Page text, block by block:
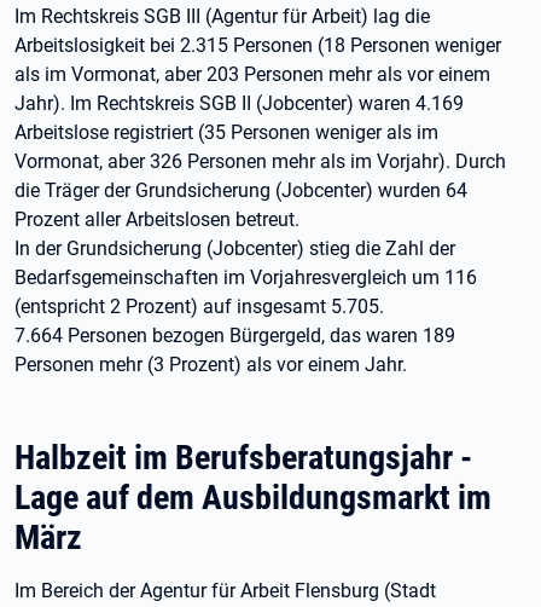
Im Rechtskreis SGB III (Agentur für Arbeit) lag die
Arbeitslosigkeit bei 2.315 Personen (18 Personen weniger
als im Vormonat, aber 203 Personen mehr als vor einem
Jahr). Im Rechtskreis SGB II (Jobcenter) waren 4.169
Arbeitslose registriert (35 Personen weniger als im
Vormonat, aber 326 Personen mehr als im Vorjahr). Durch
die Träger der Grundsicherung (Jobcenter) wurden 64
Prozent aller Arbeitslosen betreut.
In der Grundsicherung (Jobcenter) stieg die Zahl der
Bedarfsgemeinschaften im Vorjahresvergleich um 116
(entspricht 2 Prozent) auf insgesamt 5.705.
7.664 Personen bezogen Bürgergeld, das waren 189
Personen mehr (3 Prozent) als vor einem Jahr.
Halbzeit im Berufsberatungsjahr -
Lage auf dem Ausbildungsmarkt im
März
Im Bereich der Agentur für Arbeit Flensburg (Stadt